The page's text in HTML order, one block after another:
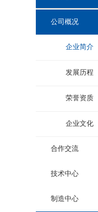
公司概况
企业简介
发展历程
荣誉资质
企业文化
合作交流
技术中心
制造中心